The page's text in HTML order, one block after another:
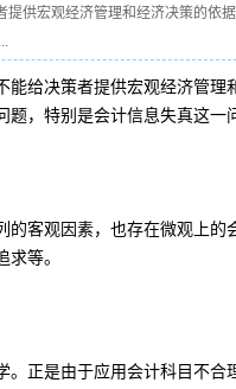
供宏观经济管理和经济决策的依据
能给决策者提供宏观经济管理
题，特别是会计信息失真这一
的客观因素，也存在微观上的
等。
。正是由于应用会计科目不合